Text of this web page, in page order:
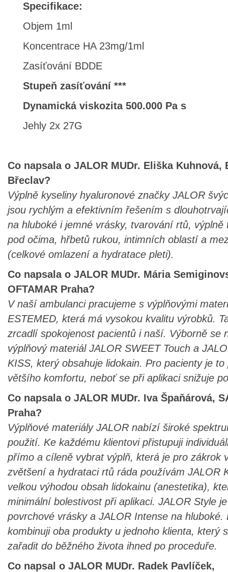
Specifikace:
Objem 1ml
Koncentrace HA 23mg/1ml
Zasíťování BDDE
Stupeň zasíťování ***
Dynamická viskozita 500.000 Pa s
Jehly 2x 27G
Co napsala o JALOR MUDr. Eliška Kuhnová,
Břeclav?
Výplně kyseliny hyaluronové značky JALOR
jsou rychlým a efektivním řešením s
na hluboké i jemné vrásky, tvarování rtů, výplně
pod očima, hřbetů rukou, intimních oblastí a
(celkové omlazení a hydratace pleti).
Co napsala o JALOR MUDr. Mária
OFTAMAR Praha?
V naší ambulanci pracujeme s výplňovými
ESTEMED, která má vysokou kvalitu výrobků.
zrcadlí spokojenost pacientů i naší. Výborně se
výplňový materiál JALOR SWEET Touch a
KISS, který obsahuje lidokain. Pro pacienty je to
většího komfortu, neboť se při aplikaci snižuje
Co napsala o JALOR MUDr. Iva Špaňárová,
Praha?
Výplňové materiály JALOR nabízí široké
použití. Ke každému klientovi přistupuji
přímo a cíleně vybrat výplň, která je pro zákrok
zvětšení a hydrataci rtů ráda používám JALOR
velkou výhodou obsah lidokainu (anestetika),
minimální bolestivost při aplikaci. JALOR Style
povrchové vrásky a JALOR Intense na hluboké.
kombinuji oba produkty u jednoho klienta, který
zařadit do běžného života ihned po proceduře.
Co napsal o JALOR MUDr. Radek Pavlíček,